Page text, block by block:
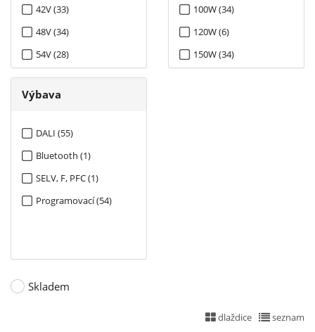
42V (33)
48V (34)
54V (28)
100W (34)
120W (6)
150W (34)
Výbava
DALI (55)
Bluetooth (1)
SELV, F, PFC (1)
Programovací (54)
Skladem
dlaždice seznam